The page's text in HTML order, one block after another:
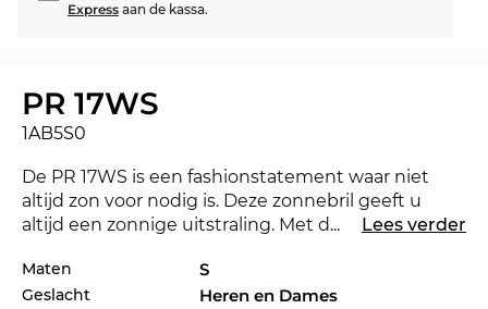
Express aan de kassa.
PR 17WS
1AB5S0
De PR 17WS is een fashionstatement waar niet
altijd zon voor nodig is. Deze zonnebril geeft u
altijd een zonnige uitstraling. Met de nieuwe
het lopende seizoen zet het gerenommeerde
label met haar collectie de toon voor 2021. Een
... Lees verder
Maten S
Geslacht Heren en Dames